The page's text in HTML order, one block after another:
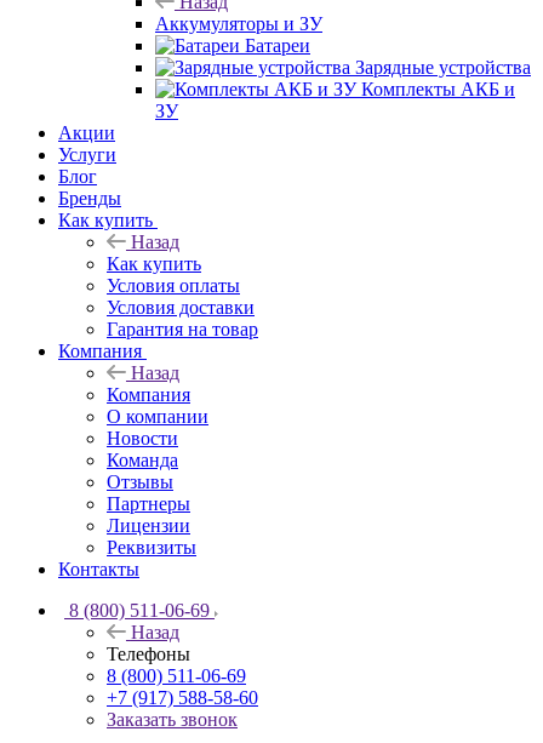
Аккумуляторы и ЗУ
Батареи
Зарядные устройства
Комплекты АКБ и
ЗУ
Акции
Услуги
Блог
Бренды
Как купить
Назад
Как купить
Условия оплаты
Условия доставки
Гарантия на товар
Компания
Назад
Компания
О компании
Новости
Команда
Отзывы
Партнеры
Лицензии
Реквизиты
Контакты
8 (800) 511-06-69
Назад
Телефоны
8 (800) 511-06-69
+7 (917) 588-58-60
Заказать звонок